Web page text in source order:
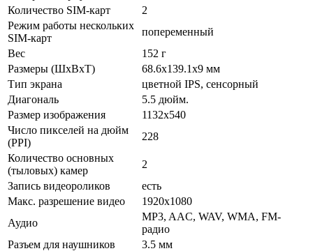
Количество SIM-карт
2
Режим работы нескольких
SIM-карт
попеременный
Вес
152 г
Размеры (ШxВxТ)
68.6x139.1x9 мм
Тип экрана
цветной IPS, сенсорный
Диагональ
5.5 дюйм.
Размер изображения
1132x540
Число пикселей на дюйм
(PPI)
228
Количество основных
(тыловых) камер
2
Запись видеороликов
есть
Макс. разрешение видео
1920x1080
Аудио
MP3, AAC, WAV, WMA, FM-
радио
Разъем для наушников
3.5 мм